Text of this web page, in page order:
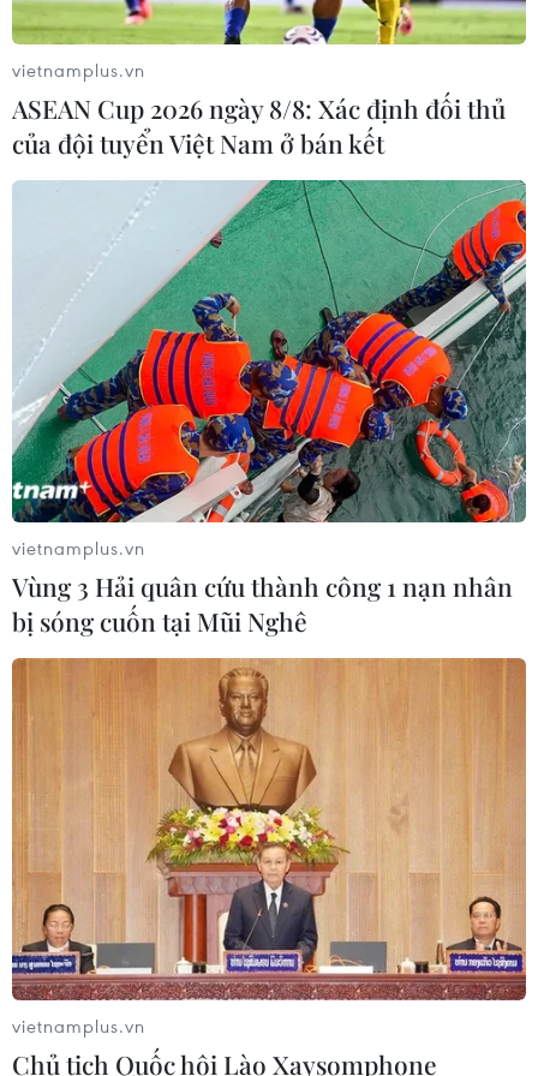
Ceuta
05/08/2026 00:37
Nga và Ukraine tiếp tục tấn
công qua lại, thương vong không
ngừng gia tăng
04/08/2026 15:54
Pháp ghi nhận tháng 7 nóng nhất
trong lịch sử
04/08/2026 15:17
Tây Ban Nha phát trực tiếp nhật thực
toàn phần từ độ cao 9.000 m
04/08/2026 13:23
Tàu chở hàng của Thổ Nhĩ Kỳ bị tấn
Xem thêm
CƠ QUAN CHỦ QUẢN: THÔNG TẤN XÃ VIỆT NAM
Tổng Biên tập: TRẦN TIẾN DUẨN
vietnamplus.vn
ASEAN Cup 2026 ngày 8/8: Xác định đối thủ
của đội tuyển Việt Nam ở bán kết
vietnamplus.vn
Vùng 3 Hải quân cứu thành công 1 nạn nhân
bị sóng cuốn tại Mũi Nghê
vietnamplus.vn
Chủ tịch Quốc hội Lào Xaysomphone